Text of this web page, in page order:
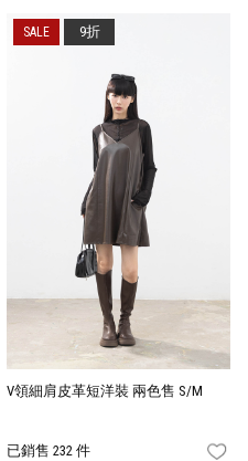
FAVORITES
V領細肩皮革短洋裝 兩色售 S/M
已銷售 232 件
9折